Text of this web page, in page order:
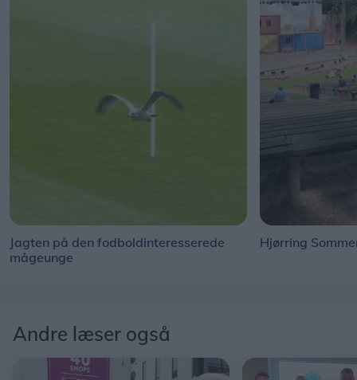
Jagten på den fodboldinteresserede
mågeunge
Hjørring
Andre læser også